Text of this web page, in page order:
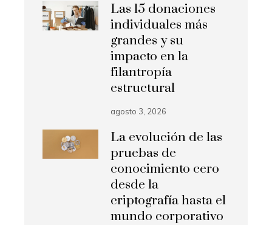
Las 15 donaciones
individuales más
grandes y su
impacto en la
filantropía
estructural
agosto 3, 2026
La evolución de las
pruebas de
conocimiento cero
desde la
criptografía hasta el
mundo corporativo